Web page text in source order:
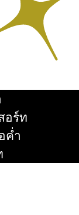
อร์ท
ค่ำ